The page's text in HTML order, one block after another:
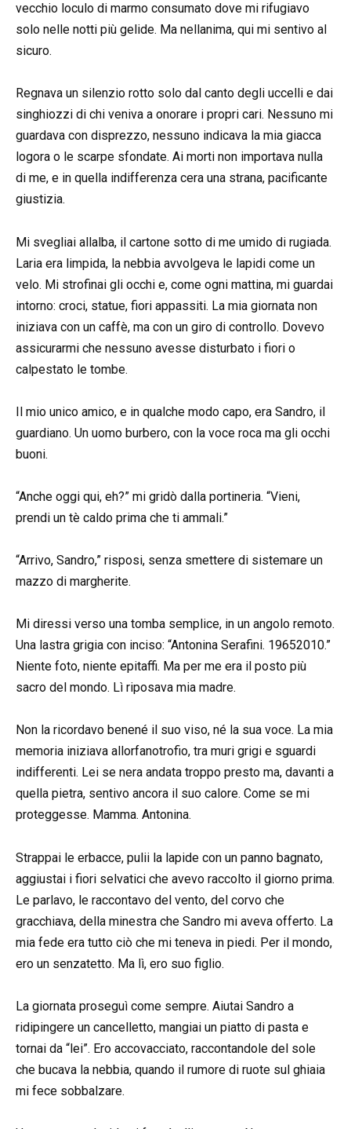
vecchio loculo di marmo consumato dove mi rifugiavo
solo nelle notti più gelide. Ma nellanima, qui mi sentivo al
sicuro.
Regnava un silenzio rotto solo dal canto degli uccelli e dai
singhiozzi di chi veniva a onorare i propri cari. Nessuno mi
guardava con disprezzo, nessuno indicava la mia giacca
logora o le scarpe sfondate. Ai morti non importava nulla
di me, e in quella indifferenza cera una strana, pacificante
giustizia.
Mi svegliai allalba, il cartone sotto di me umido di rugiada.
Laria era limpida, la nebbia avvolgeva le lapidi come un
velo. Mi strofinai gli occhi e, come ogni mattina, mi guardai
intorno: croci, statue, fiori appassiti. La mia giornata non
iniziava con un caffè, ma con un giro di controllo. Dovevo
assicurarmi che nessuno avesse disturbato i fiori o
calpestato le tombe.
Il mio unico amico, e in qualche modo capo, era Sandro, il
guardiano. Un uomo burbero, con la voce roca ma gli occhi
buoni.
“Anche oggi qui, eh?” mi gridò dalla portineria. “Vieni,
prendi un tè caldo prima che ti ammali.”
“Arrivo, Sandro,” risposi, senza smettere di sistemare un
mazzo di margherite.
Mi diressi verso una tomba semplice, in un angolo remoto.
Una lastra grigia con inciso: “Antonina Serafini. 19652010.”
Niente foto, niente epitaffi. Ma per me era il posto più
sacro del mondo. Lì riposava mia madre.
Non la ricordavo benené il suo viso, né la sua voce. La mia
memoria iniziava allorfanotrofio, tra muri grigi e sguardi
indifferenti. Lei se nera andata troppo presto ma, davanti a
quella pietra, sentivo ancora il suo calore. Come se mi
proteggesse. Mamma. Antonina.
Strappai le erbacce, pulii la lapide con un panno bagnato,
aggiustai i fiori selvatici che avevo raccolto il giorno prima.
Le parlavo, le raccontavo del vento, del corvo che
gracchiava, della minestra che Sandro mi aveva offerto. La
mia fede era tutto ciò che mi teneva in piedi. Per il mondo,
ero un senzatetto. Ma lì, ero suo figlio.
La giornata proseguì come sempre. Aiutai Sandro a
ridipingere un cancelletto, mangiai un piatto di pasta e
tornai da “lei”. Ero accovacciato, raccontandole del sole
che bucava la nebbia, quando il rumore di ruote sul ghiaia
mi fece sobbalzare.